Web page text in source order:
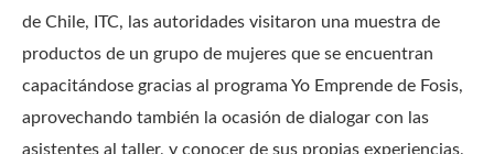
de Chile, ITC, las autoridades visitaron una muestra de
productos de un grupo de mujeres que se encuentran
capacitándose gracias al programa Yo Emprende de Fosis,
aprovechando también la ocasión de dialogar con las
asistentes al taller, y conocer de sus propias experiencias,